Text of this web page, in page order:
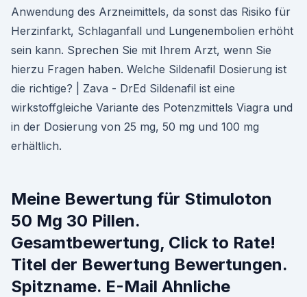
Anwendung des Arzneimittels, da sonst das Risiko für
Herzinfarkt, Schlaganfall und Lungenembolien erhöht
sein kann. Sprechen Sie mit Ihrem Arzt, wenn Sie
hierzu Fragen haben. Welche Sildenafil Dosierung ist
die richtige? | Zava - DrEd Sildenafil ist eine
wirkstoffgleiche Variante des Potenzmittels Viagra und
in der Dosierung von 25 mg, 50 mg und 100 mg
erhältlich.
Meine Bewertung für Stimuloton
50 Mg 30 Pillen.
Gesamtbewertung, Click to Rate!
Titel der Bewertung Bewertungen.
Spitzname. E-Mail Ahnliche